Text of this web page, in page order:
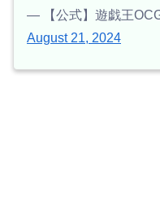
— 【公式】遊戯王
August 21, 2024